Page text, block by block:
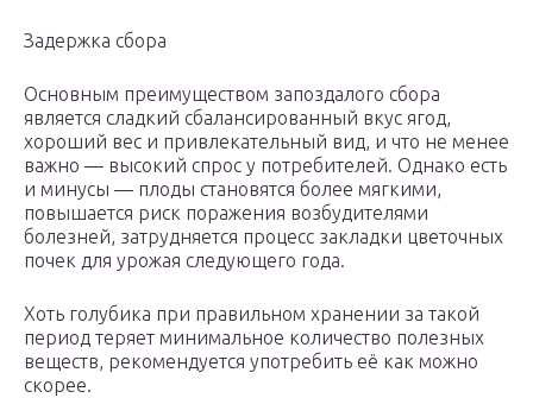
Задержка сбора
Основным преимуществом запоздалого сбора
является сладкий сбалансированный вкус ягод,
хороший вес и привлекательный вид, и что не менее
важно — высокий спрос у потребителей. Однако есть
и минусы — плоды становятся более мягкими,
повышается риск поражения возбудителями
болезней, затрудняется процесс закладки цветочных
почек для урожая следующего года.
Хоть голубика при правильном хранении за такой
период теряет минимальное количество полезных
веществ, рекомендуется употребить её как можно
скорее.